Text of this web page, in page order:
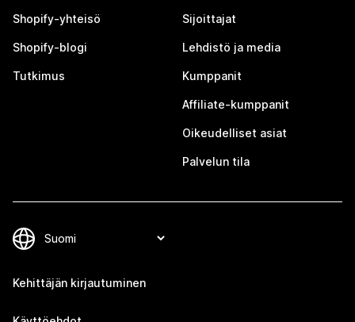
Shopify-yhteisö
Shopify-blogi
Tutkimus
Sijoittajat
Lehdistö ja media
Kumppanit
Affiliate-kumppanit
Oikeudelliset asiat
Palvelun tila
Kehittäjän kirjautuminen